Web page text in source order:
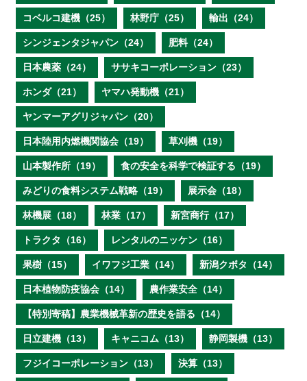
コベルコ建機（25） 林野庁（25） 輸出（24）
シンジェンタジャパン（24） 肥料（24）
日本農薬（24） ササキコーポレーション（23）
ホンダ（21） ヤマハ発動機（21）
ヤンマーアグリジャパン（20）
日本陸用内燃機関協会（19） 草刈機（19）
山本製作所（19） 食の安全を科学で検証する（19）
みどりの食料システム戦略（19） 展示会（18）
林機展（18） 林業（17） 新宮商行（17）
トラクタ（16） レンタルのニッケン（16）
果樹（15） イワフジ工業（14） 新潟クボタ（14）
日本植物防疫協会（14） 農作業安全（14）
【特別寄稿】農業機械革新の歴史を語る（14）
日立建機（13） キャニコム（13） 静岡製機（13）
フジイコーポレーション（13） 決算（13）